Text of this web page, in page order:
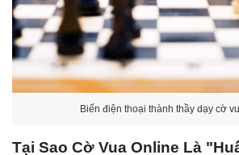
Biến điện thoại thành thầy dạy cờ
Tại Sao Cờ Vua Online Là